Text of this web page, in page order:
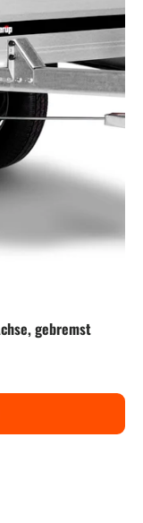
gebremst